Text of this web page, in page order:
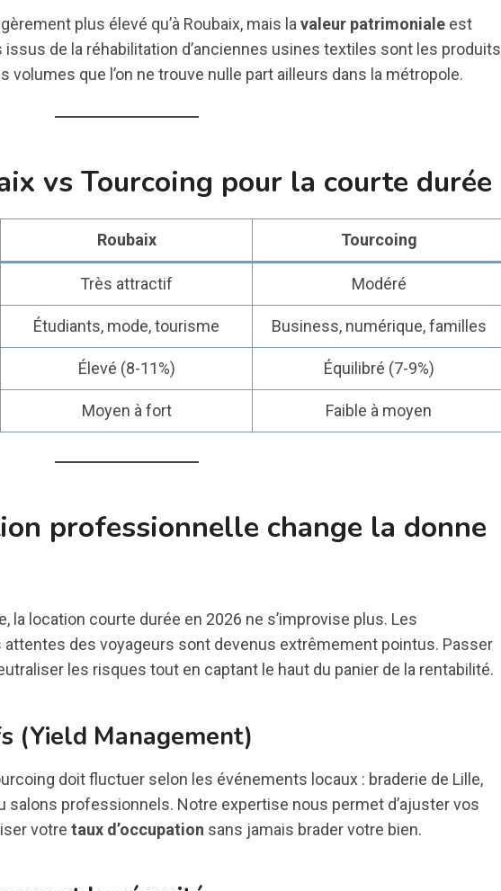
plus élevé qu’à Roubaix, mais la valeur patrimoniale est
de la réhabilitation d’anciennes usines textiles sont les produits
volumes que l’on ne trouve nulle part ailleurs dans la métropole.
vs Tourcoing pour la courte durée
Roubaix Tourcoing
Très attractif Modéré
Étudiants, mode, tourisme Business, numérique, familles
Élevé (8-11%) Équilibré (7-9%)
Moyen à fort Faible à moyen
professionnelle change la donne
la location courte durée en 2026 ne s’improvise plus. Les
des voyageurs sont devenus extrêmement pointus. Passer
les risques tout en captant le haut du panier de la rentabilité.
(Yield Management)
doit fluctuer selon les événements locaux : braderie de Lille,
salons professionnels. Notre expertise nous permet d’ajuster vos
votre taux d’occupation sans jamais brader votre bien.